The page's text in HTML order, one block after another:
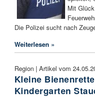
Mit
Die Polizei sucht nach
Weiterlesen »
Region | Artikel vom
Kleine
Kindergarten